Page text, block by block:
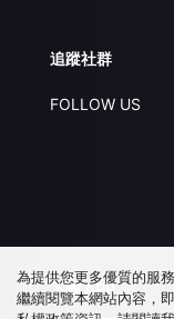
追蹤社群
FOLLOW US
下載 APP
為提供您更多優質的服
繼續閱覽本網站內容，